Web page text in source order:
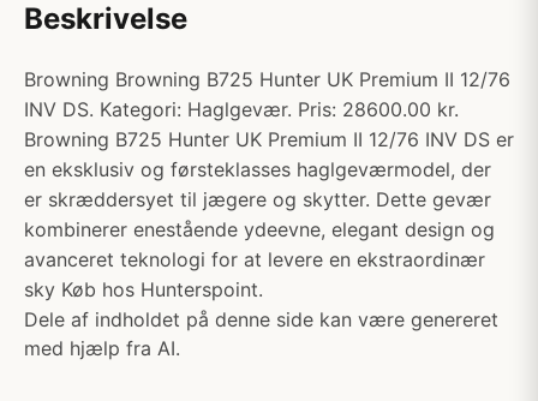
Beskrivelse
Browning Browning B725 Hunter UK Premium II 12/76
INV DS. Kategori: Haglgevær. Pris: 28600.00 kr.
Browning B725 Hunter UK Premium II 12/76 INV DS er
en eksklusiv og førsteklasses haglgeværmodel, der
er skræddersyet til jægere og skytter. Dette gevær
kombinerer enestående ydeevne, elegant design og
avanceret teknologi for at levere en ekstraordinær
sky Køb hos Hunterspoint.
Dele af indholdet på denne side kan være genereret
med hjælp fra AI.